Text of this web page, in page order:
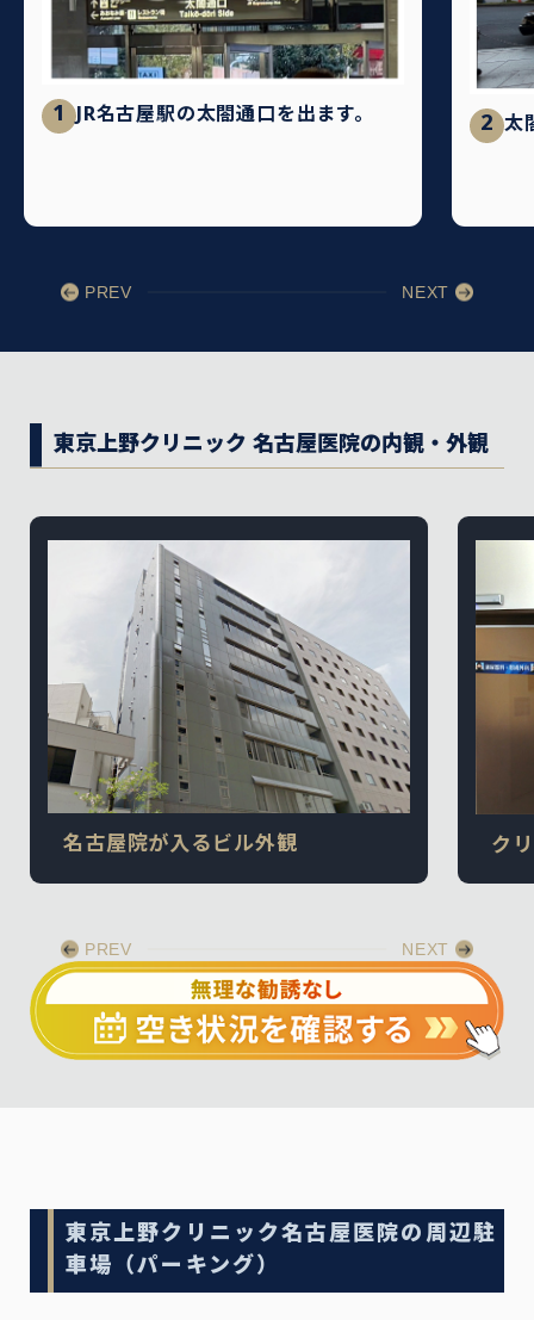
1 JR名古屋駅の太閤通口を出ます。 2 太
PREV NEXT
東京上野クリニック 名古屋医院の内観・外観
名古屋院が入るビル外観 ク
PREV NEXT
東京上野クリニック名古屋医院の周辺駐
車場（パーキング）